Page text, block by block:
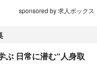
sponsored by 求人ボックス
ぶ 日常に潜む“人身取